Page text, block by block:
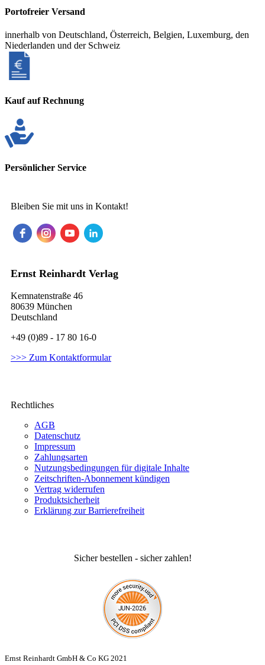
Portofreier Versand
innerhalb von Deutschland, Österreich, Belgien, Luxemburg, den
Niederlanden und der Schweiz
Kauf auf Rechnung
Persönlicher Service
Bleiben Sie mit uns in Kontakt!
Ernst Reinhardt Verlag
Kemnatenstraße 46
80639 München
Deutschland
+49 (0)89 - 17 80 16-0
>>> Zum Kontaktformular
Rechtliches
AGB
Datenschutz
Impressum
Zahlungsarten
Nutzungsbedingungen für digitale Inhalte
Zeitschriften-Abonnement kündigen
Vertrag widerrufen
Produktsicherheit
Erklärung zur Barrierefreiheit
Sicher bestellen - sicher zahlen!
Ernst Reinhardt GmbH & Co KG 2021